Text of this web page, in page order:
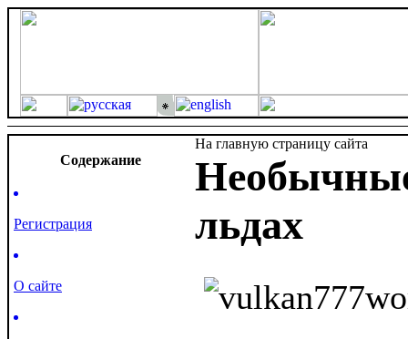
Cодержание
Регистрация
О сайте
На главную страницу сайта
льдах